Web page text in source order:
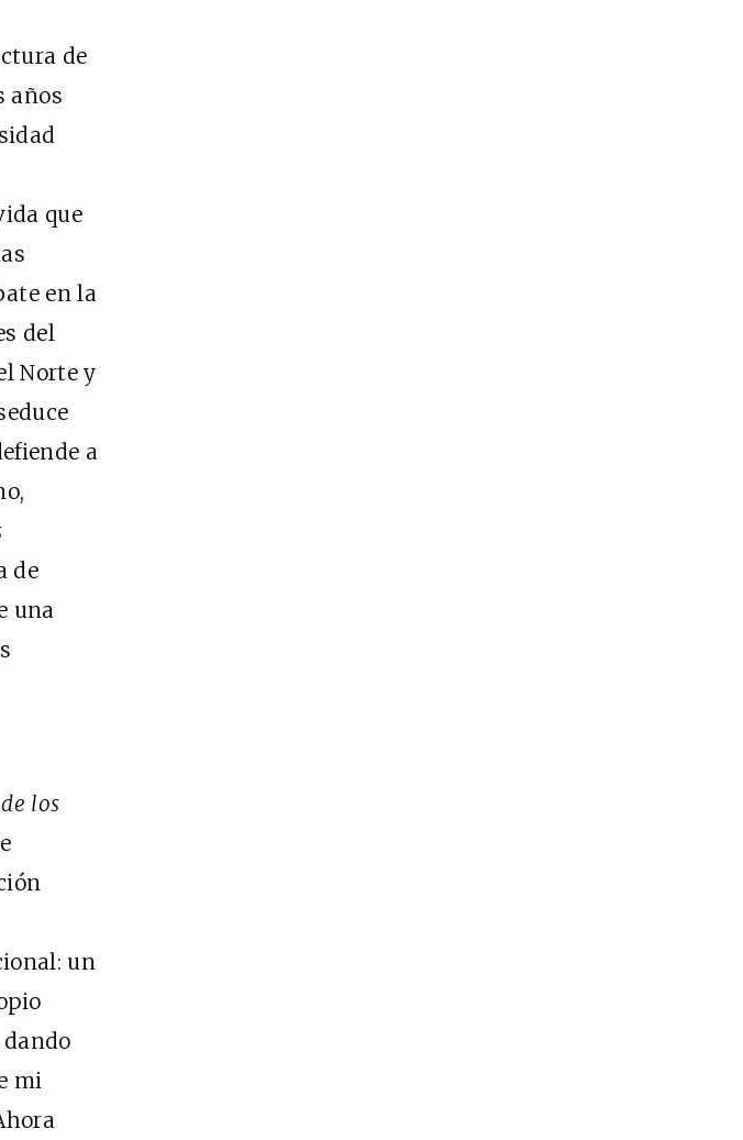
de
años
que
en la
del
Norte y
a
de
una
los
un
mi